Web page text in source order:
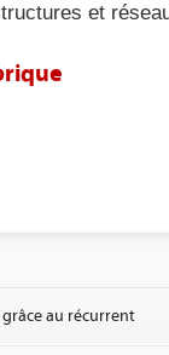
et
au récurrent